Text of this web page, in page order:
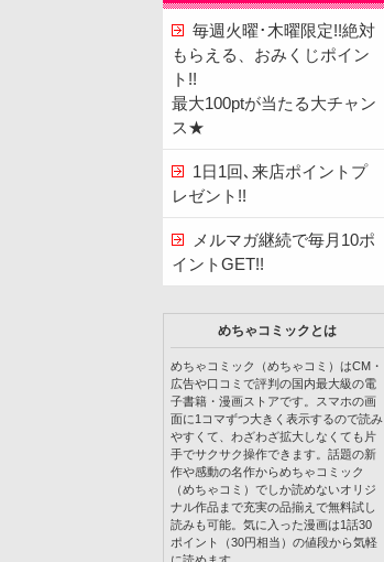
毎週火曜･木曜限定!!絶対
もらえる、おみくじポイン
ト!!
最大100ptが当たる大チャン
ス★
1日1回､来店ポイントプ
レゼント!!
メルマガ継続で毎月10ポ
イントGET!!
めちゃコミックとは
めちゃコミック（めちゃコミ）はCM・
広告や口コミで評判の国内最大級の電
子書籍・漫画ストアです。スマホの画
面に1コマずつ大きく表示するので読み
やすくて、わざわざ拡大しなくても片
手でサクサク操作できます。話題の新
作や感動の名作からめちゃコミック
（めちゃコミ）でしか読めないオリジ
ナル作品まで充実の品揃えで無料試し
読みも可能。気に入った漫画は1話30
ポイント（30円相当）の値段から気軽